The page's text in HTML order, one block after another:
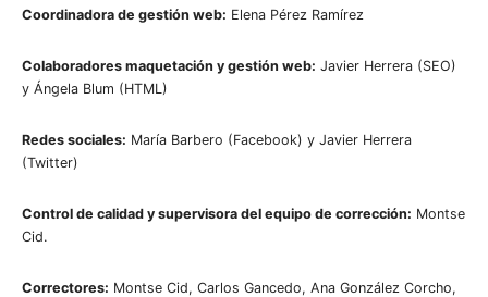
Coordinadora de gestión web: Elena Pérez Ramírez
Colaboradores maquetación y gestión web: Javier Herrera (SEO)
y Ángela Blum (HTML)
Redes sociales: María Barbero (Facebook) y Javier Herrera
(Twitter)
Control de calidad y supervisora del equipo de corrección: Montse
Cid.
Correctores: Montse Cid, Carlos Gancedo, Ana González Corcho,